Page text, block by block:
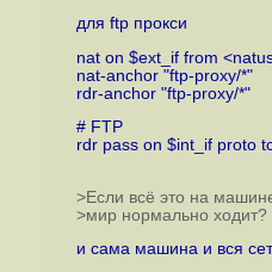
для ftp прокси
nat on $ext_if from
nat-anchor "ftp-proxy/*"
rdr-anchor "ftp-proxy/*"
# FTP
rdr pass on $int_if proto
>Если всё это на
>мир нормально ходит?
и сама машина и вся